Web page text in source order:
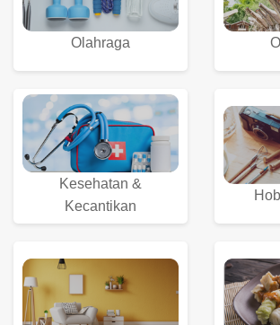
Olahraga
Kesehatan &
Kecantikan